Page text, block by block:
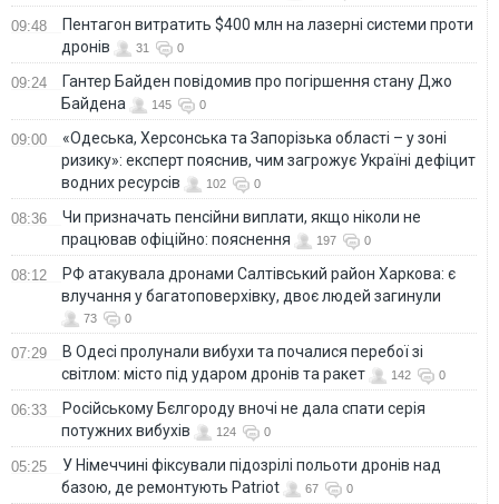
09:48
Пентагон витратить $400 млн на лазерні системи проти
дронів
31 0
09:24
Гантер Байден повідомив про погіршення стану Джо
Байдена
145 0
09:00
«Одеська, Херсонська та Запорізька області – у зоні
ризику»: експерт пояснив, чим загрожує Україні дефіцит
водних ресурсів
102 0
08:36
Чи призначать пенсійни виплати, якщо ніколи не
працював офіційно: пояснення
197 0
08:12
РФ атакувала дронами Салтівський район Харкова: є
влучання у багатоповерхівку, двоє людей загинули
73 0
07:29
В Одесі пролунали вибухи та почалися перебої зі
світлом: місто під ударом дронів та ракет
142 0
06:33
Російському Бєлгороду вночі не дала спати серія
потужних вибухів
124 0
05:25
У Німеччині фіксували підозрілі польоти дронів над
базою, де ремонтують Patriot
67 0